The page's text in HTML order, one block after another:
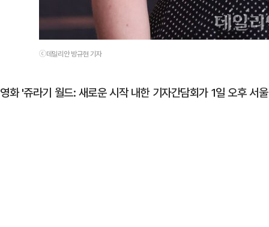
ⓒ데일리안 방규현 기자
영화 '쥬라기 월드: 새로운 시작 내한 기자간담회가 1일 오후 서